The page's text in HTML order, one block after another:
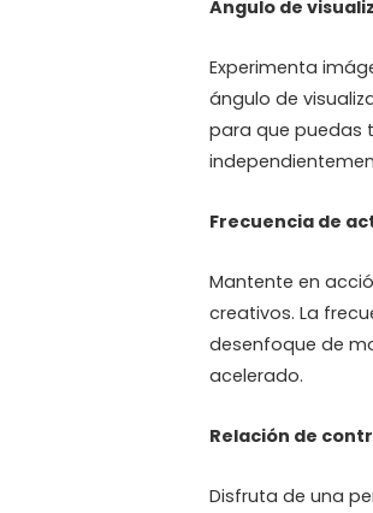
Angulo de
Experimenta
ángulo de
para que puedas
Frecuencia de
Mantente en
creativos. La
desenfoque de
acelerado.
Relación de
Disfruta de una